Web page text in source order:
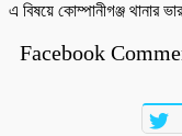
এ বিষয়ে কোম্পানীগঞ্জ থানার
Facebook